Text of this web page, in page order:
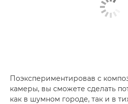
Поэкспериментировав с
камеры, вы сможете сделать
как в шумном городе, так и в